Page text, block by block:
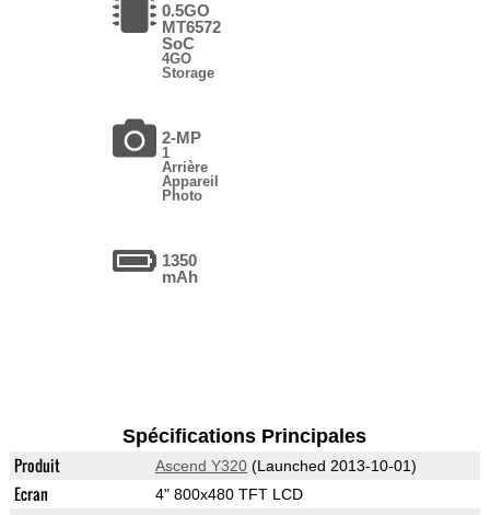
0.5GO
MT6572
SoC
4GO
Storage
2-MP
1
Arrière
Appareil
Photo
1350
mAh
Spécifications Principales
Produit Ascend Y320(Launched 2013-10-01)
Ecran 4" 800x480 TFT LCD